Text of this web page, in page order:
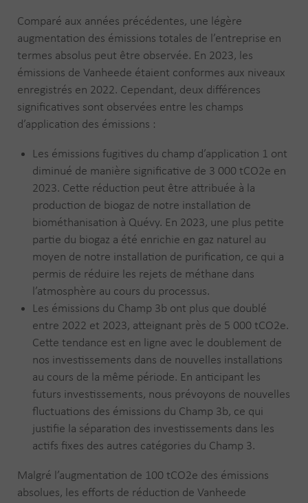
Comparé aux années précédentes, une légère
augmentation des émissions totales de l’entreprise en
termes absolus peut être observée. En 2023, les
émissions de Vanheede étaient conformes aux niveaux
enregistrés en 2022. Cependant, deux différences
significatives sont observées entre les champs
d’application des émissions :
Les émissions fugitives du champ d’application 1 ont
diminué de manière significative de 3 000 tCO2e en
2023. Cette réduction peut être attribuée à la
production de biogaz de notre installation de
biométhanisation à Quévy. En 2023, une plus petite
partie du biogaz a été enrichie en gaz naturel au
moyen de notre installation de purification, ce qui a
permis de réduire les rejets de méthane dans
l’atmosphère au cours du processus.
Les émissions du Champ 3b ont plus que doublé
entre 2022 et 2023, atteignant près de 5 000 tCO2e.
Cette tendance est en ligne avec le doublement de
nos investissements dans de nouvelles installations
au cours de la même période. En anticipant les
futurs investissements, nous prévoyons de nouvelles
fluctuations des émissions du Champ 3b, ce qui
justifie la séparation des investissements dans les
actifs fixes des autres catégories du Champ 3.
Malgré l’augmentation de 100 tCO2e des émissions
absolues, les efforts de réduction de Vanheede